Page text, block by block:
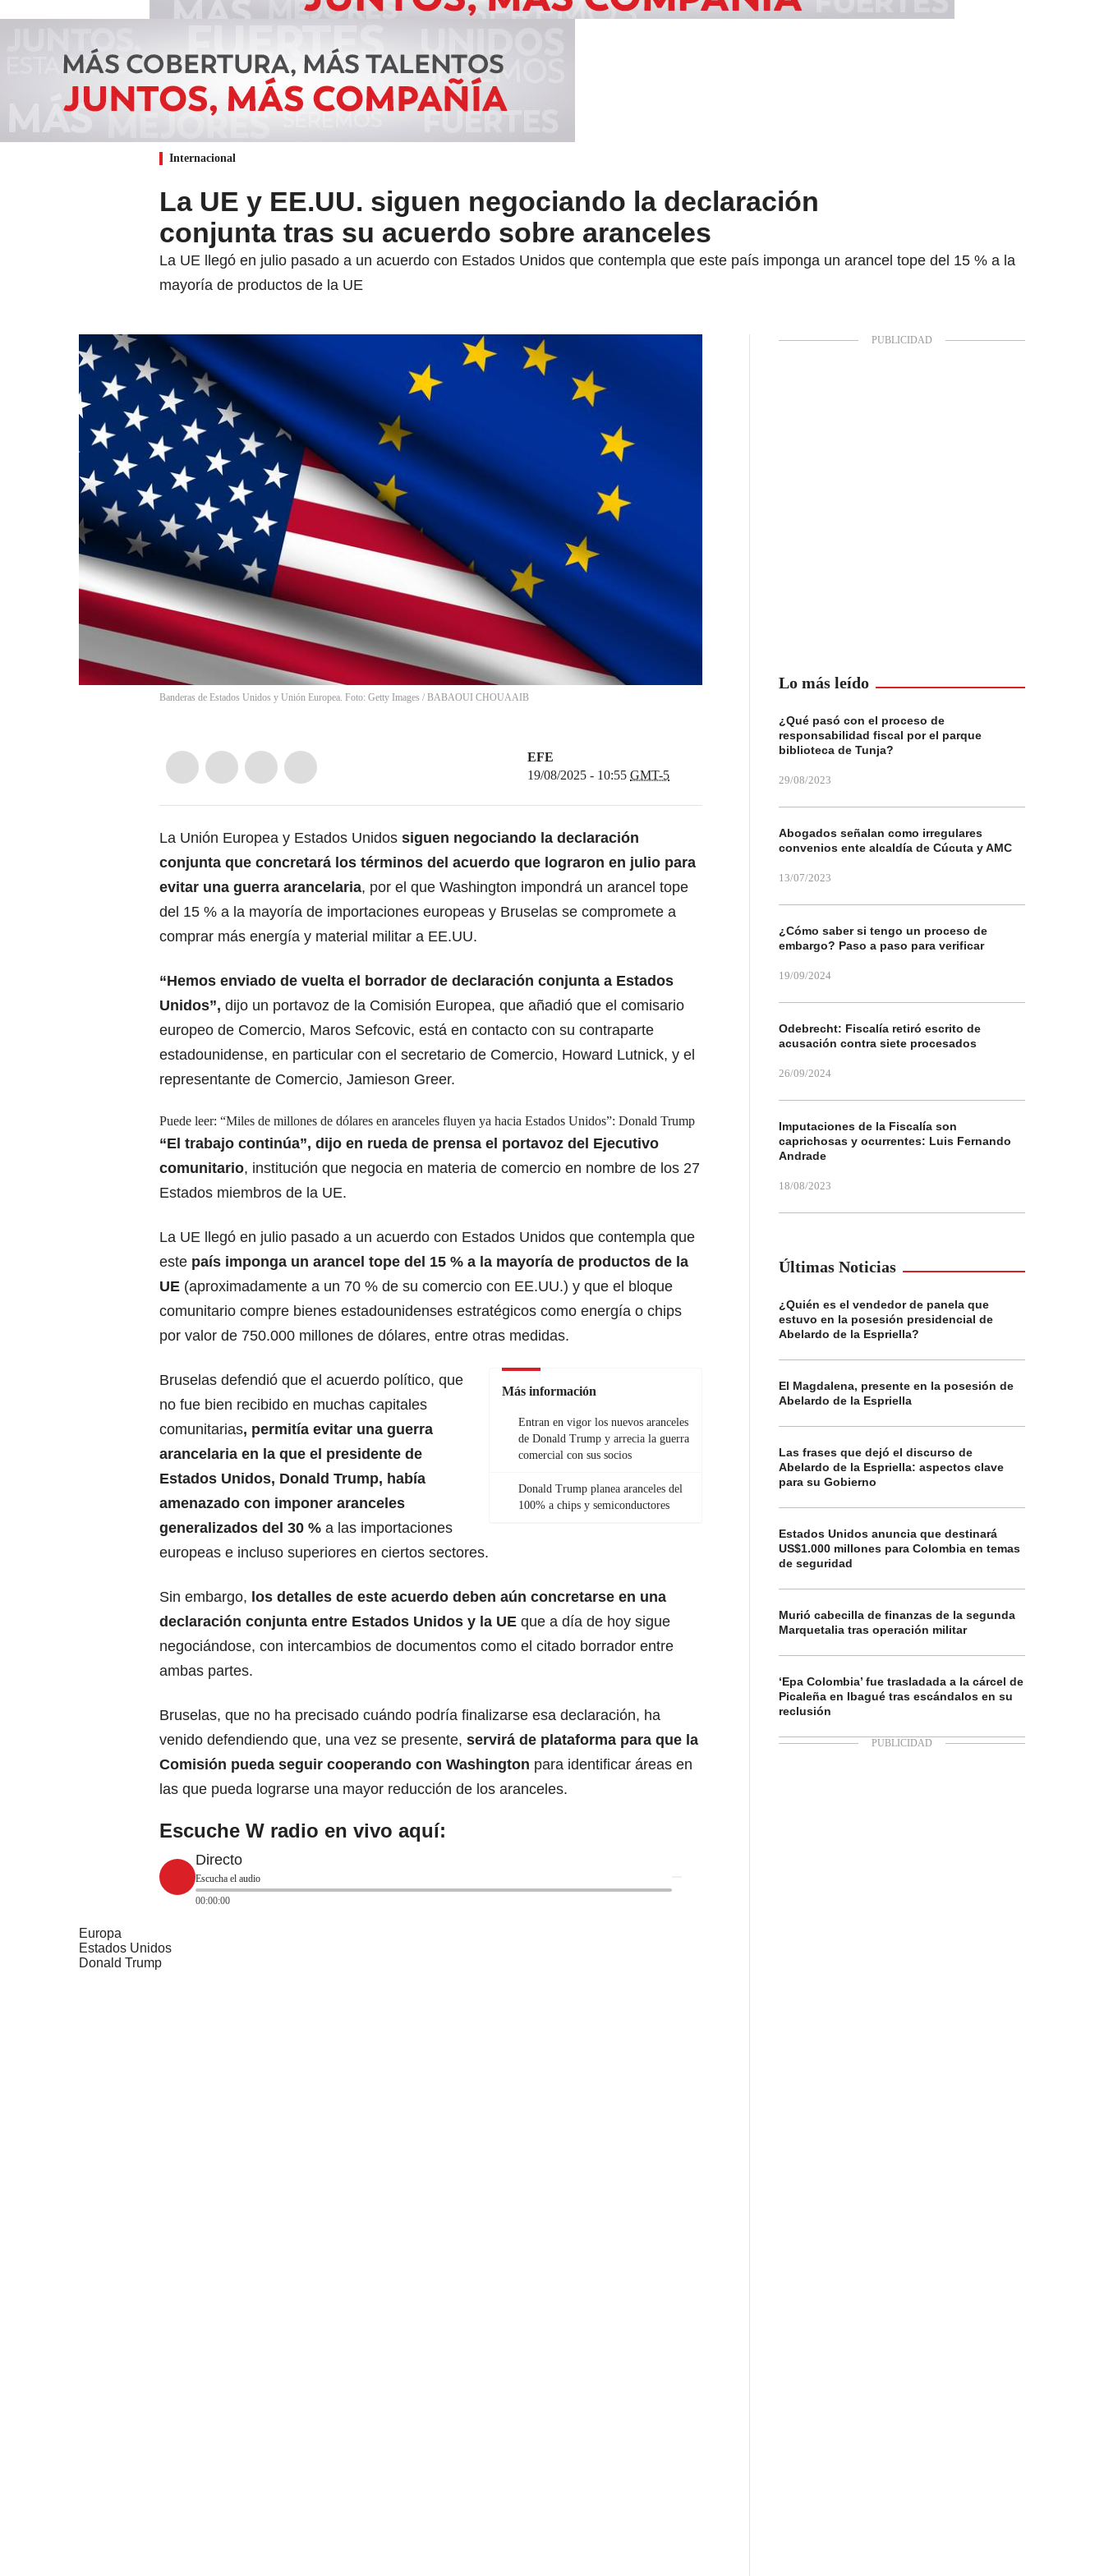
Internacional
La UE y EE.UU. siguen negociando la declaración
conjunta tras su acuerdo sobre aranceles
La UE llegó en julio pasado a un acuerdo con Estados Unidos que contempla que este país imponga un arancel tope del 15 % a la
mayoría de productos de la UE
Banderas de Estados Unidos y Unión Europea. Foto: Getty Images / BABAOUI CHOUAAIB
EFE
19/08/2025 - 10:55 GMT-5
La Unión Europea y Estados Unidos siguen negociando la declaración
conjunta que concretará los términos del acuerdo que lograron en julio para
evitar una guerra arancelaria, por el que Washington impondrá un arancel tope
del 15 % a la mayoría de importaciones europeas y Bruselas se compromete a
comprar más energía y material militar a EE.UU.
“Hemos enviado de vuelta el borrador de declaración conjunta a Estados
Unidos”, dijo un portavoz de la Comisión Europea, que añadió que el comisario
europeo de Comercio, Maros Sefcovic, está en contacto con su contraparte
estadounidense, en particular con el secretario de Comercio, Howard Lutnick, y el
representante de Comercio, Jamieson Greer.
Puede leer: “Miles de millones de dólares en aranceles fluyen ya hacia Estados Unidos”: Donald Trump
“El trabajo continúa”, dijo en rueda de prensa el portavoz del Ejecutivo
comunitario, institución que negocia en materia de comercio en nombre de los 27
Estados miembros de la UE.
La UE llegó en julio pasado a un acuerdo con Estados Unidos que contempla que
este país imponga un arancel tope del 15 % a la mayoría de productos de la
UE (aproximadamente a un 70 % de su comercio con EE.UU.) y que el bloque
comunitario compre bienes estadounidenses estratégicos como energía o chips
por valor de 750.000 millones de dólares, entre otras medidas.
Más información
Entran en vigor los nuevos aranceles
de Donald Trump y arrecia la guerra
comercial con sus socios
Donald Trump planea aranceles del
100% a chips y semiconductores
Bruselas defendió que el acuerdo político, que
no fue bien recibido en muchas capitales
comunitarias, permitía evitar una guerra
arancelaria en la que el presidente de
Estados Unidos, Donald Trump, había
amenazado con imponer aranceles
generalizados del 30 % a las importaciones
europeas e incluso superiores en ciertos sectores.
Sin embargo, los detalles de este acuerdo deben aún concretarse en una
declaración conjunta entre Estados Unidos y la UE que a día de hoy sigue
negociándose, con intercambios de documentos como el citado borrador entre
ambas partes.
Bruselas, que no ha precisado cuándo podría finalizarse esa declaración, ha
venido defendiendo que, una vez se presente, servirá de plataforma para que la
Comisión pueda seguir cooperando con Washington para identificar áreas en
las que pueda lograrse una mayor reducción de los aranceles.
Escuche W radio en vivo aquí:
Directo
Escucha el audio
00:00:00
Europa
Estados Unidos
Donald Trump
Lo más leído
¿Qué pasó con el proceso de
responsabilidad fiscal por el parque
biblioteca de Tunja?
29/08/2023
Abogados señalan como irregulares
convenios ente alcaldía de Cúcuta y AMC
13/07/2023
¿Cómo saber si tengo un proceso de
embargo? Paso a paso para verificar
19/09/2024
Odebrecht: Fiscalía retiró escrito de
acusación contra siete procesados
26/09/2024
Imputaciones de la Fiscalía son
caprichosas y ocurrentes: Luis Fernando
Andrade
18/08/2023
Últimas Noticias
¿Quién es el vendedor de panela que
estuvo en la posesión presidencial de
Abelardo de la Espriella?
El Magdalena, presente en la posesión de
Abelardo de la Espriella
Las frases que dejó el discurso de
Abelardo de la Espriella: aspectos clave
para su Gobierno
Estados Unidos anuncia que destinará
US$1.000 millones para Colombia en temas
de seguridad
Murió cabecilla de finanzas de la segunda
Marquetalia tras operación militar
‘Epa Colombia’ fue trasladada a la cárcel de
Picaleña en Ibagué tras escándalos en su
reclusión